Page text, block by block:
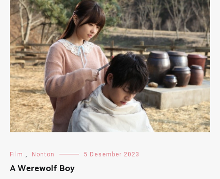
Film , Nonton 5 Desember 2023
A Werewolf Boy